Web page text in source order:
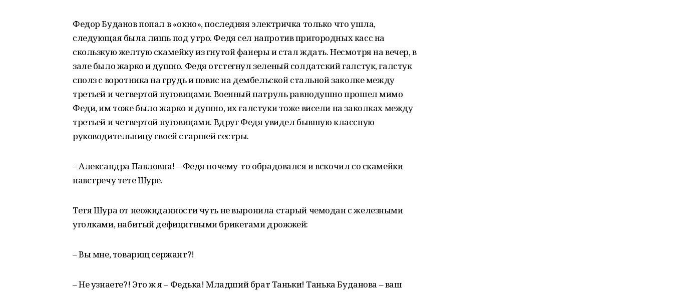
Федор Буданов попал в «окно», последняя электричка только что ушла,
следующая была лишь под утро. Федя сел напротив пригородных касс на
скользкую желтую скамейку из гнутой фанеры и стал ждать. Несмотря на вечер, в
зале было жарко и душно. Федя отстегнул зеленый солдатский галстук, галстук
сполз с воротника на грудь и повис на дембельской стальной заколке между
третьей и четвертой пуговицами. Военный патруль равнодушно прошел мимо
Феди, им тоже было жарко и душно, их галстуки тоже висели на заколках между
третьей и четвертой пуговицами. Вдруг Федя увидел бывшую классную
руководительницу своей старшей сестры.
– Александра Павловна! – Федя почему-то обрадовался и вскочил со скамейки
навстречу тете Шуре.
Тетя Шура от неожиданности чуть не выронила старый чемодан с железными
уголками, набитый дефицитными брикетами дрожжей:
– Вы мне, товарищ сержант?!
– Не узнаете?! Это ж я – Федька! Младший брат Таньки! Танька Буданова – ваш